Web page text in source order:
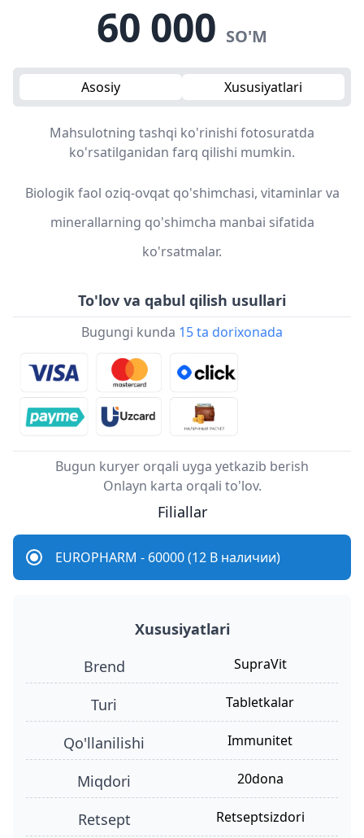
60 000 SO'M
Asosiy Xususiyatlari
Mahsulotning tashqi ko'rinishi fotosuratda
ko'rsatilganidan farq qilishi mumkin.
Biologik faol oziq-ovqat qo'shimchasi, vitaminlar va
minerallarning qo'shimcha manbai sifatida
ko'rsatmalar.
To'lov va qabul qilish usullari
Bugungi kunda 15 ta dorixonada
Bugun kuryer orqali uyga yetkazib berish
Onlayn karta orqali to'lov.
Filiallar
EUROPHARM - 60000 (12 В наличии)
Xususiyatlari
Brend
SupraVit
turi tabletkalar
qo'llanilishi immunitet
miqdori 20dona
retsept retseptsizdori